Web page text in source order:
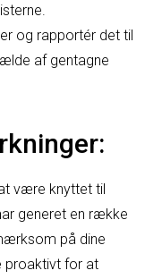
og rapportér det til
af gentagne
være knyttet til
generet en række
på dine
proaktivt for at